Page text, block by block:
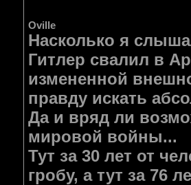
Oville
Насколько я
Гитлер свалил в
измененной
правду искать
Да и вряд ли
мировой войны...
Тут за 30 лет от
гробу, а тут за 76